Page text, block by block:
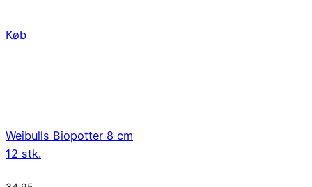
Køb
Weibulls Biopotter 8 cm
12 stk.